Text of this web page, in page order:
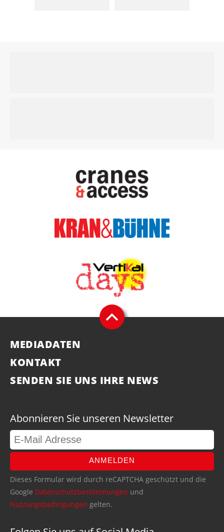
MEDIADATEN
KONTAKT
SENDEN SIE UNS IHRE NEWS
Abonnieren Sie unseren Newsletter
ANMELDEN
Dieses Formular wird durch reCAPTCHA geschützt und die
Google Datenschutzbestimmungen und
Nutzungsbedingungen gelten.